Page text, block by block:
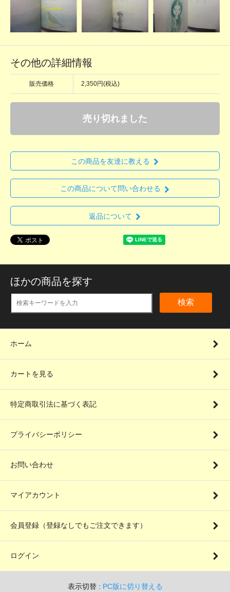
その他の詳細情報
販売価格 2,350円(税込)
売り切れました
この商品を友達に教える
この商品について問い合わせる
返品について
ほかの商品を探す
検索
ホーム
カートを見る
特定商取引法に基づく表記
プライバシーポリシー
お問い合わせ
マイアカウント
会員登録（登録なしでもご注文できます）
ログイン
表示切替 : PC版に切り替える